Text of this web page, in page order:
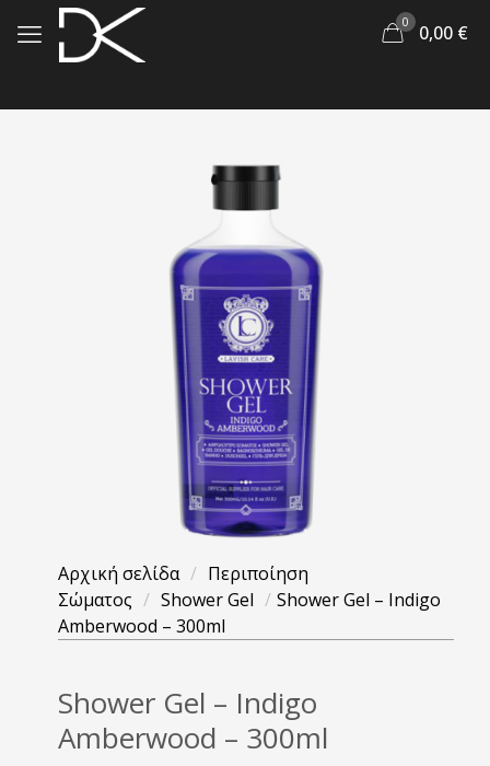
0 0,00 €
Αρχική σελίδα / Περιποίηση
Σώματος / Shower Gel / Shower Gel – Indigo
Amberwood – 300ml
Shower Gel – Indigo
Amberwood – 300ml